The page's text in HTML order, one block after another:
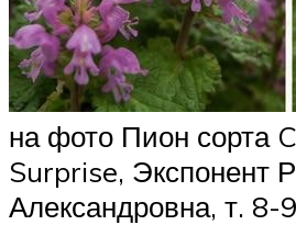
на фото Пион сорта
Surprise, Экспонент
Александровна, т.